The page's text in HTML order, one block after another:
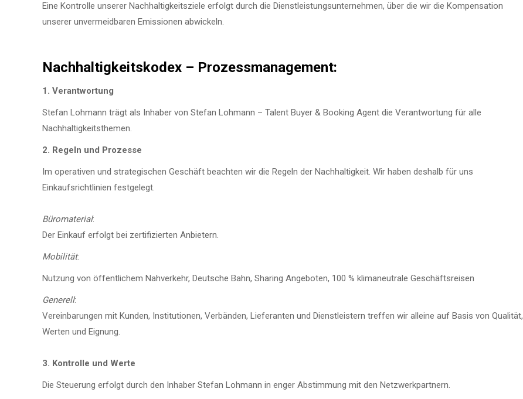
Eine Kontrolle unserer Nachhaltigkeitsziele erfolgt durch die Dienstleistungsunternehmen, über die wir die Kompensation
unserer unvermeidbaren Emissionen abwickeln.
Nachhaltigkeitskodex – Prozessmanagement:
1. Verantwortung
Stefan Lohmann trägt als Inhaber von Stefan Lohmann – Talent Buyer & Booking Agent die Verantwortung für alle
Nachhaltigkeitsthemen.
2. Regeln und Prozesse
Im operativen und strategischen Geschäft beachten wir die Regeln der Nachhaltigkeit. Wir haben deshalb für uns
Einkaufsrichtlinien festgelegt.
Büromaterial:
Der Einkauf erfolgt bei zertifizierten Anbietern.
Mobilität:
Nutzung von öffentlichem Nahverkehr, Deutsche Bahn, Sharing Angeboten, 100 % klimaneutrale Geschäftsreisen
Generell:
Vereinbarungen mit Kunden, Institutionen, Verbänden, Lieferanten und Dienstleistern treffen wir alleine auf Basis von Qualität,
Werten und Eignung.
3. Kontrolle und Werte
Die Steuerung erfolgt durch den Inhaber Stefan Lohmann in enger Abstimmung mit den Netzwerkpartnern.